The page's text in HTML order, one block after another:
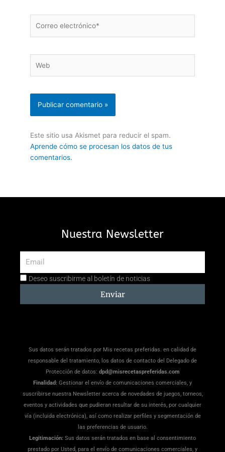
electrónico*
Este sitio usa Akismet para reducir el spam.
Aprende cómo se procesan los datos de tus
comentarios.
Nuestra Newsletter
Aceptación
Deseo suscribirme al boletín de noticias
Enviar
Sus datos serán tratados por Mis recetas preferidas. en calidad de
responsable del tratamiento, los datos de contacto del Delegado de
Protección de datos: dpd@misrecetaspreferidas.com
Finalidad: Gestionar el envío de comunicaciones comerciales, y
suscribirse nuestra Newsletter acerca de novedades de juegos, torneos,
eventos y actividades que pudieran resultar de su interés, por cualquier
vía (incluida electrónica), así como realizar perfiles y segmentación de
las preferencias de usuario.
Legitimación: Sus datos serán tratados en base al consentimiento
prestado por Usted, para el envío de comunicaciones comerciales, y